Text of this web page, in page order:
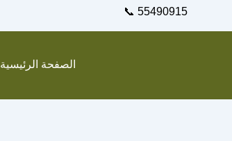
55490915 📞
الصفحة الرئيسية